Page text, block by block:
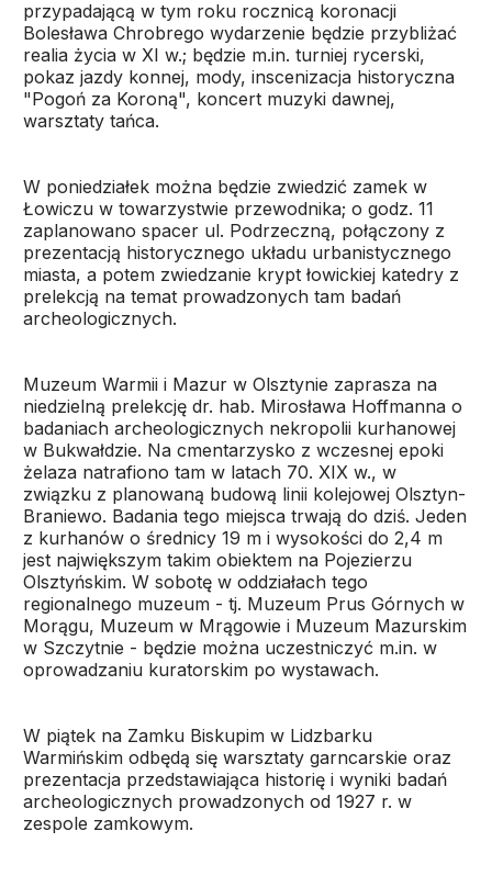
przypadającą w tym roku rocznicą koronacji
Bolesława Chrobrego wydarzenie będzie przybliżać
realia życia w XI w.; będzie m.in. turniej rycerski,
pokaz jazdy konnej, mody, inscenizacja historyczna
"Pogoń za Koroną", koncert muzyki dawnej,
warsztaty tańca.
W poniedziałek można będzie zwiedzić zamek w
Łowiczu w towarzystwie przewodnika; o godz. 11
zaplanowano spacer ul. Podrzeczną, połączony z
prezentacją historycznego układu urbanistycznego
miasta, a potem zwiedzanie krypt łowickiej katedry z
prelekcją na temat prowadzonych tam badań
archeologicznych.
Muzeum Warmii i Mazur w Olsztynie zaprasza na
niedzielną prelekcję dr. hab. Mirosława Hoffmanna o
badaniach archeologicznych nekropolii kurhanowej
w Bukwałdzie. Na cmentarzysko z wczesnej epoki
żelaza natrafiono tam w latach 70. XIX w., w
związku z planowaną budową linii kolejowej Olsztyn-
Braniewo. Badania tego miejsca trwają do dziś. Jeden
z kurhanów o średnicy 19 m i wysokości do 2,4 m
jest największym takim obiektem na Pojezierzu
Olsztyńskim. W sobotę w oddziałach tego
regionalnego muzeum - tj. Muzeum Prus Górnych w
Morągu, Muzeum w Mrągowie i Muzeum Mazurskim
w Szczytnie - będzie można uczestniczyć m.in. w
oprowadzaniu kuratorskim po wystawach.
W piątek na Zamku Biskupim w Lidzbarku
Warmińskim odbędą się warsztaty garncarskie oraz
prezentacja przedstawiająca historię i wyniki badań
archeologicznych prowadzonych od 1927 r. w
zespole zamkowym.